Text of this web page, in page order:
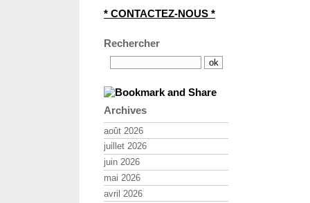
* CONTACTEZ-NOUS *
Rechercher
Archives
août 2026
juillet 2026
juin 2026
mai 2026
avril 2026